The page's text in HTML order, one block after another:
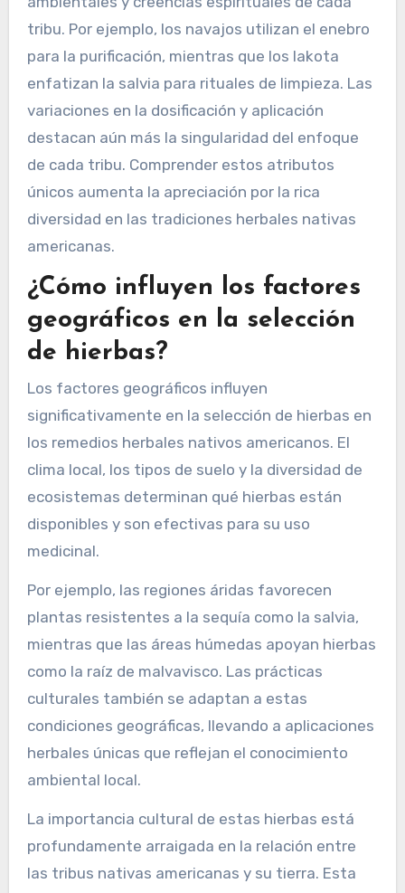
¿Qué atributos únicos
diferencian los remedios
herbales regionales entre
tribus?
Estos atributos reflejan las adaptaciones
ambientales y creencias espirituales de cada
tribu. Por ejemplo, los navajos utilizan el enebro
enfatizan la salvia para rituales de limpieza. Las
variaciones en la dosificación y aplicación
destacan aún más la singularidad del enfoque
de cada tribu. Comprender estos atributos
únicos aumenta la apreciación por la rica
diversidad en las tradiciones herbales nativas
americanas.
¿Cómo influyen los factores
geográficos en la selección
de hierbas?
Los factores geográficos influyen
significativamente en la selección de hierbas en
los remedios herbales nativos americanos. El
clima local, los tipos de suelo y la diversidad de
ecosistemas determinan qué hierbas están
disponibles y son efectivas para su uso
medicinal.